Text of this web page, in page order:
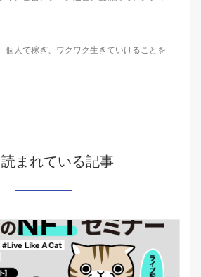
個人で稼ぎ、ワクワク生きていけることを
読まれている記事